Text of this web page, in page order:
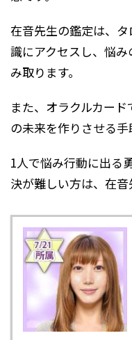
在音先生の鑑定は、
識にアクセスし、悩
み取ります。
また、オラクルカー
の未来を作りさせる手
1人で悩み行動に出る
決が難しい方は、在音